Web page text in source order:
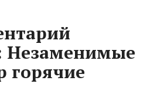
Незаменимые
горячие